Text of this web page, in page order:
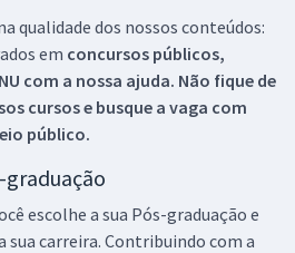
qualidade dos nossos conteúdos:
em concursos públicos,
com a nossa ajuda. Não fique de
cursos e busque a vaga com
público.
escolhe a sua Pós-graduação e
carreira. Contribuindo com a